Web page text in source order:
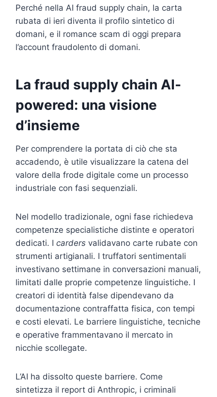
Perché nella AI fraud supply chain, la carta
rubata di ieri diventa il profilo sintetico di
domani, e il romance scam di oggi prepara
l’account fraudolento di domani.
La fraud supply chain AI-
powered: una visione
d’insieme
Per comprendere la portata di ciò che sta
accadendo, è utile visualizzare la catena del
valore della frode digitale come un processo
industriale con fasi sequenziali.
Nel modello tradizionale, ogni fase richiedeva
competenze specialistiche distinte e operatori
dedicati. I carders validavano carte rubate con
strumenti artigianali. I truffatori sentimentali
investivano settimane in conversazioni manuali,
limitati dalle proprie competenze linguistiche. I
creatori di identità false dipendevano da
documentazione contraffatta fisica, con tempi
e costi elevati. Le barriere linguistiche, tecniche
e operative frammentavano il mercato in
nicchie scollegate.
L’AI ha dissolto queste barriere. Come
sintetizza il report di Anthropic, i criminali